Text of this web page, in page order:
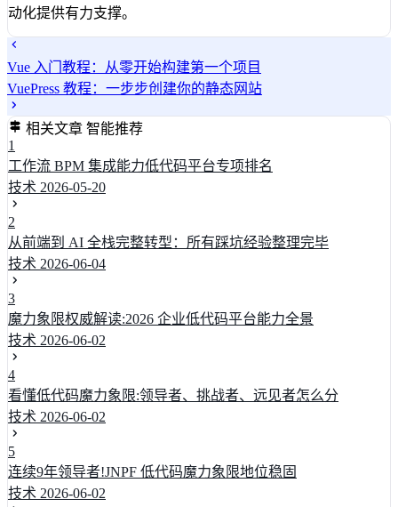
动化提供有力支撑。
Vue 入门教程：从零开始构建第一个项目
VuePress 教程：一步步创建你的静态网站
相关文章 智能推荐
1
工作流 BPM 集成能力低代码平台专项排名
技术 2026-05-20
2
从前端到 AI 全栈完整转型：所有踩坑经验整理完毕
技术 2026-06-04
3
魔力象限权威解读:2026 企业低代码平台能力全景
技术 2026-06-02
4
看懂低代码魔力象限:领导者、挑战者、远见者怎么分
技术 2026-06-02
5
连续9年领导者!JNPF 低代码魔力象限地位稳固
技术 2026-06-02